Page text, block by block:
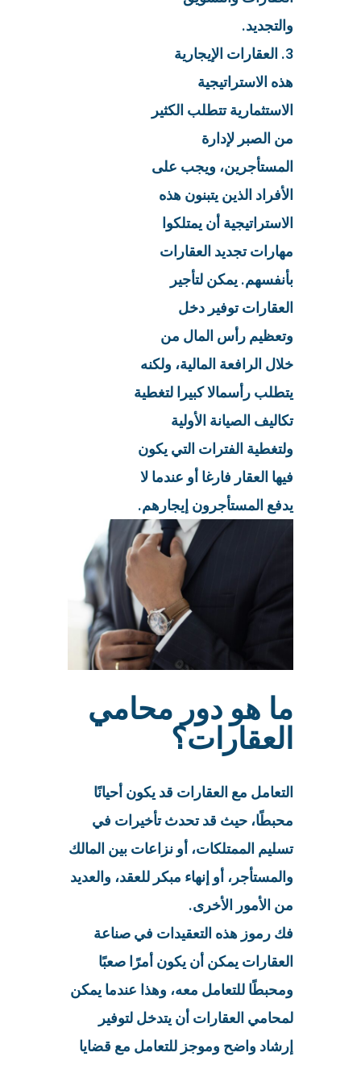
والتجديد.
3. العقارات الإيجارية
هذه الاستراتيجية
الاستثمارية تتطلب الكثير
من الصبر لإدارة
المستأجرين، ويجب على
الأفراد الذين يتبنون هذه
الاستراتيجية أن يمتلكوا
مهارات تجديد العقارات
بأنفسهم. يمكن لتأجير
العقارات توفير دخل
وتعظيم رأس المال من
خلال الرافعة المالية، ولكنه
يتطلب رأسمالا كبيرا لتغطية
تكاليف الصيانة الأولية
ولتغطية الفترات التي يكون
فيها العقار فارغا أو عندما لا
يدفع المستأجرون إيجارهم.
ما هو دور محامي
العقارات؟
التعامل مع العقارات قد يكون أحيانًا
محبطًا، حيث قد تحدث تأخيرات في
تسليم الممتلكات، أو نزاعات بين المالك
والمستأجر، أو إنهاء مبكر للعقد، والعديد
من الأمور الأخرى.
فك رموز هذه التعقيدات في صناعة
العقارات يمكن أن يكون أمرًا صعبًا
ومحبطًا للتعامل معه، وهذا عندما يمكن
لمحامي العقارات أن يتدخل لتوفير
إرشاد واضح وموجز للتعامل مع قضايا